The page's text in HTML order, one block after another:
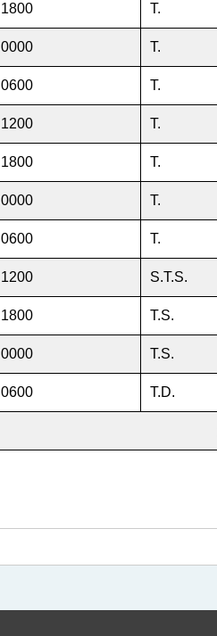
1800 T.
0000 T.
0600 T.
1200 T.
1800 T.
0000 T.
0600 T.
1200 S.T.S.
1800 T.S.
0000 T.S.
0600 T.D.